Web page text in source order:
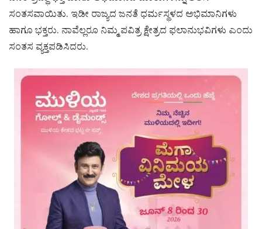
ಸಂತಸವಾಯಿತು. ಇಡೀ ರಾಜ್ಯದ ಜನತೆ ಧರ್ಮಸ್ಥಳದ ಅಭಿಮಾನಿಗಳು
ಹಾಗೂ ಭಕ್ತರು. ನಾವೆಲ್ಲರೂ ನಿಮ್ಮ ಪವಿತ್ರ ಕ್ಷೇತ್ರದ ಫಲಾನುಭವಿಗಳು ಎಂದು
ಸಂತಸ ವ್ಯಕ್ತಪಡಿಸಿದರು.